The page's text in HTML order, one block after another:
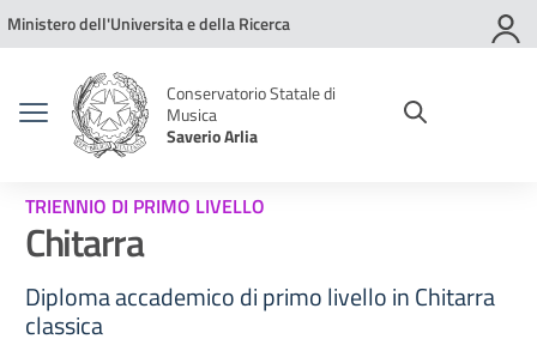
Vai ai contenuti
Vai al menu di navigazione
Vai al footer
Ministero dell'Universita e della Ricerca
Conservatorio Statale di
Musica
Saverio Arlia
TRIENNIO DI PRIMO LIVELLO
Chitarra
Diploma accademico di primo livello in Chitarra
classica